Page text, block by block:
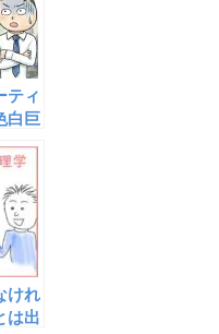
ティ
白巨
レ
けれ
は出